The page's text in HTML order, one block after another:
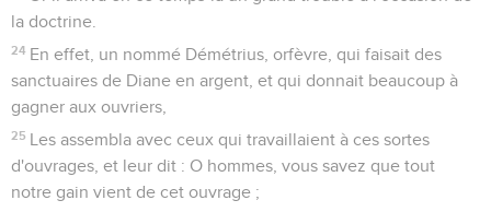
la doctrine.
24 En effet, un nommé Démétrius, orfèvre, qui faisait des
sanctuaires de Diane en argent, et qui donnait beaucoup à
gagner aux ouvriers,
25 Les assembla avec ceux qui travaillaient à ces sortes
d'ouvrages, et leur dit : O hommes, vous savez que tout
notre gain vient de cet ouvrage ;